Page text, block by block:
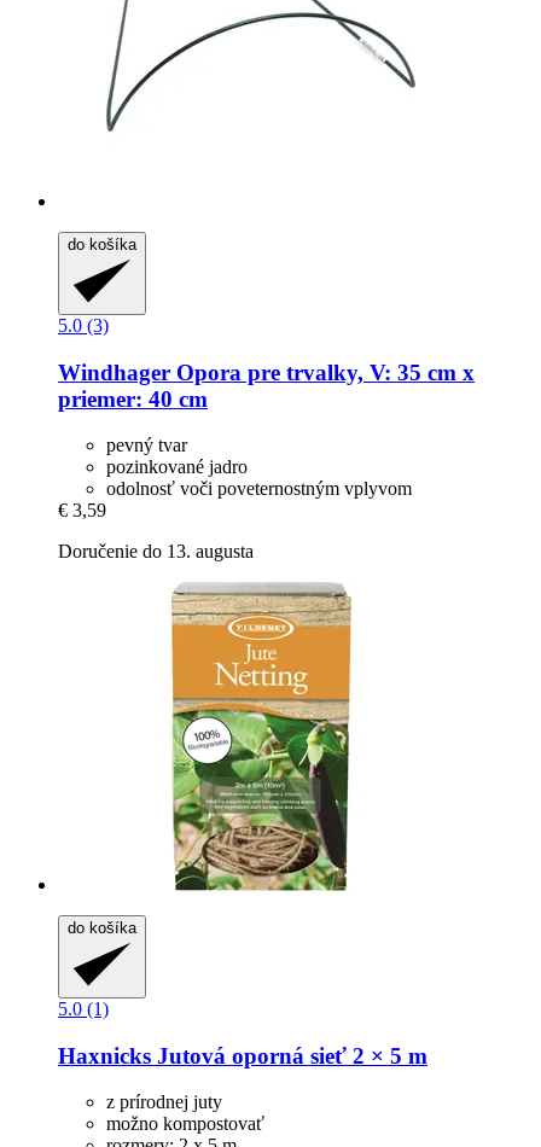
do košíka
5.0 (3)
Windhager Opora pre trvalky, V: 35 cm x
priemer: 40 cm
pevný tvar
pozinkované jadro
odolnosť voči poveternostným vplyvom
€ 3,59
Doručenie do 13. augusta
do košíka
5.0 (1)
Haxnicks Jutová oporná sieť 2 × 5 m
z prírodnej juty
možno kompostovať